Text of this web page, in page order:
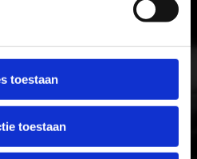
toestaan
toestaan